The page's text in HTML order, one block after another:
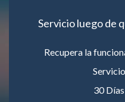
Servicio luego de
Recupera la
30